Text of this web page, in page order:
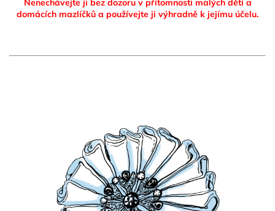
Nenechávejte ji bez dozoru v přítomnosti malých dětí a
domácích mazlíčků a používejte ji výhradně k jejímu účelu.